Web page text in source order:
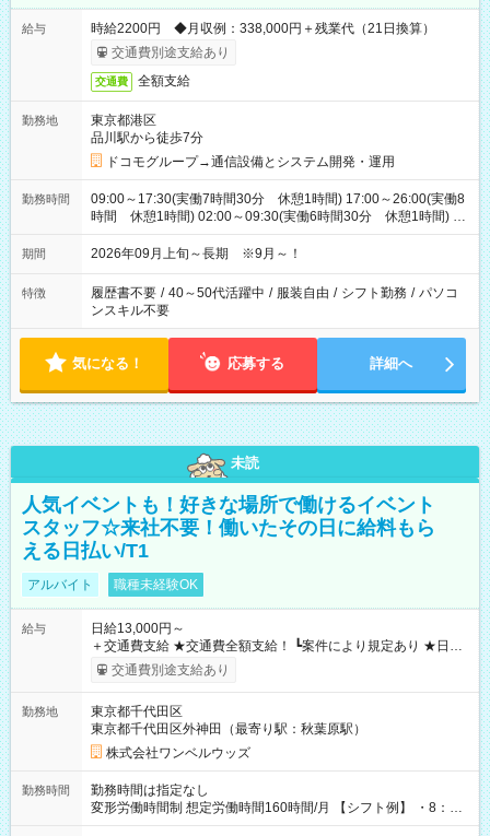
給与
時給2200円 ◆月収例：338,000円＋残業代（21日換算）
交通費別途支給あり
交通費 全額支給
勤務地
東京都港区
品川駅から徒歩7分
ドコモグループ→通信設備とシステム開発・運用
勤務時間
09:00～17:30(実働7時間30分 休憩1時間) 17:00～26:00(実働8
時間 休憩1時間) 02:00～09:30(実働6時間30分 休憩1時間) ※
日勤は就業時間1/夜勤は就業時間2.3を連続で行って頂きます
期間 2026年09月上旬～長期 ※9月～！
特徴 履歴書不要 / 40～50代活躍中 / 服装自由 / シフト勤務 / パソコ
ンスキル不要
気になる！ 応募する 詳細へ
未読
人気イベントも！好きな場所で働けるイベント
スタッフ☆来社不要！働いたその日に給料もら
える日払い/T1
アルバイト 職種未経験OK
給与
日給13,000円～
＋交通費支給 ★交通費全額支給！ ┗案件により規定あり ★日払
いOK！（規定あり） ┗働いたその日に現金GET♪ お仕事後はコ
ンビニATMから 日払い分を引き落とせます！ 【試用期間】試
交通費別途支給あり
勤務地
東京都千代田区
東京都千代田区外神田（最寄り駅：秋葉原駅）
株式会社ワンベルウッズ
勤務時間
勤務時間は指定なし
変形労働時間制 想定労働時間160時間/月 【シフト例】 ・8：00
～21：00